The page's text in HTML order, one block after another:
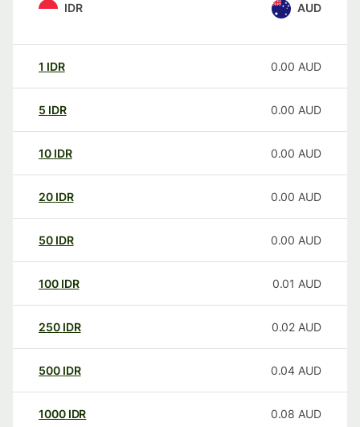
IDR AUD
1 IDR 0.00 AUD
5 IDR 0.00 AUD
10 IDR 0.00 AUD
20 IDR 0.00 AUD
50 IDR 0.00 AUD
100 IDR 0.01 AUD
250 IDR 0.02 AUD
500 IDR 0.04 AUD
1000 IDR 0.08 AUD